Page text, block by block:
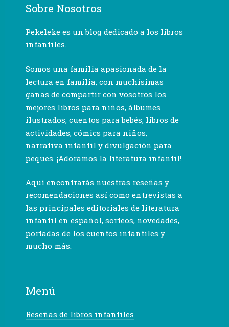
Sobre Nosotros
Pekeleke es un blog dedicado a los libros
infantiles.
Somos una familia apasionada de la
lectura en familia, con muchísimas
ganas de compartir con vosotros los
mejores libros para niños, álbumes
ilustrados, cuentos para bebés, libros de
actividades, cómics para niños,
narrativa infantil y divulgación para
peques. ¡Adoramos la literatura infantil!
Aquí encontrarás nuestras reseñas y
recomendaciones así como entrevistas a
las principales editoriales de literatura
infantil en español, sorteos, novedades,
portadas de los cuentos infantiles y
mucho más.
Menú
Reseñas de libros infantiles